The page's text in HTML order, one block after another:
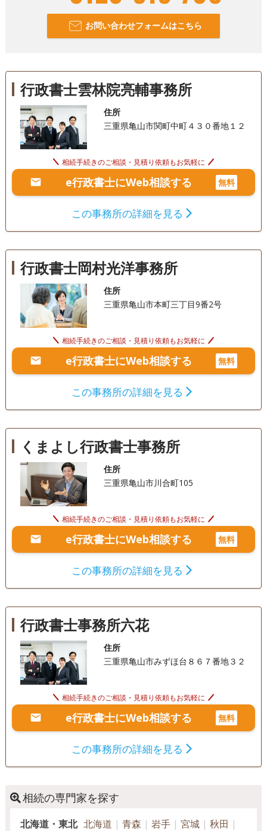
お問い合わせフォームはこちら
行政書士雲林院亮輔事務所
住所
三重県亀山市関町中町４３０番地１２
相続手続きのご相談・見積り依頼もお気軽に
e行政書士にWeb相談する 無料
この事務所の詳細を見る
行政書士岡村光洋事務所
住所
三重県亀山市本町三丁目9番2号
相続手続きのご相談・見積り依頼もお気軽に
e行政書士にWeb相談する 無料
この事務所の詳細を見る
くまよし行政書士事務所
住所
三重県亀山市川合町105
相続手続きのご相談・見積り依頼もお気軽に
e行政書士にWeb相談する 無料
この事務所の詳細を見る
行政書士事務所六花
住所
三重県亀山市みずほ台８６７番地３２
相続手続きのご相談・見積り依頼もお気軽に
e行政書士にWeb相談する 無料
この事務所の詳細を見る
相続の専門家を探す
北海道・東北 北海道 青森 岩手 宮城
秋田